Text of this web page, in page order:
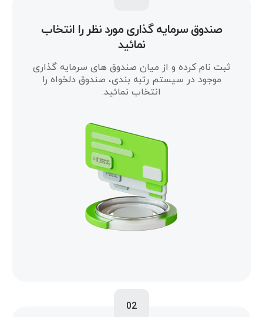
صندوق سرمایه گذاری مورد نظر را انتخاب
نمائید
ثبت نام کرده و از میان صندوق های سرمایه گذاری
موجود در سیستم رتبه بندی، صندوق دلخواه را
انتخاب نمائید.
02